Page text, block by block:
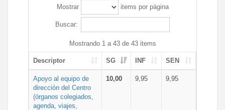
Mostrar items por página
Buscar:
Mostrando 1 a 43 de 43 items
Descriptor SG INF SEN
Apoyo al equipo de
dirección del Centro
(órganos colegiados,
agenda, viajes,
10,00 9,95 9,95